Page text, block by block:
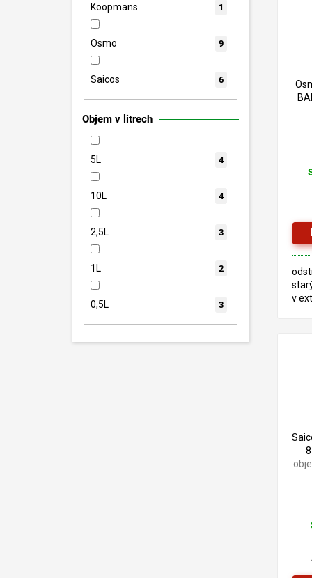
Koopmans 1
Osmo 9
Saicos 6
Objem v litrech
5L 4
10L 4
2,5L 3
1L 2
0,5L 3
v